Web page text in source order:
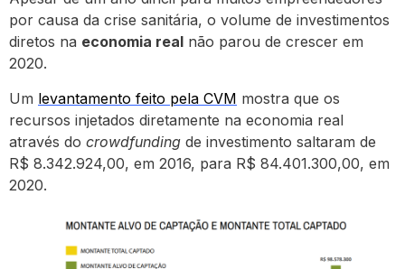
por causa da crise sanitária, o volume de investimentos
diretos na economia real não parou de crescer em
2020.
Um levantamento feito pela CVM mostra que os
recursos injetados diretamente na economia real
através do crowdfunding de investimento saltaram de
R$ 8.342.924,00, em 2016, para R$ 84.401.300,00, em
2020.